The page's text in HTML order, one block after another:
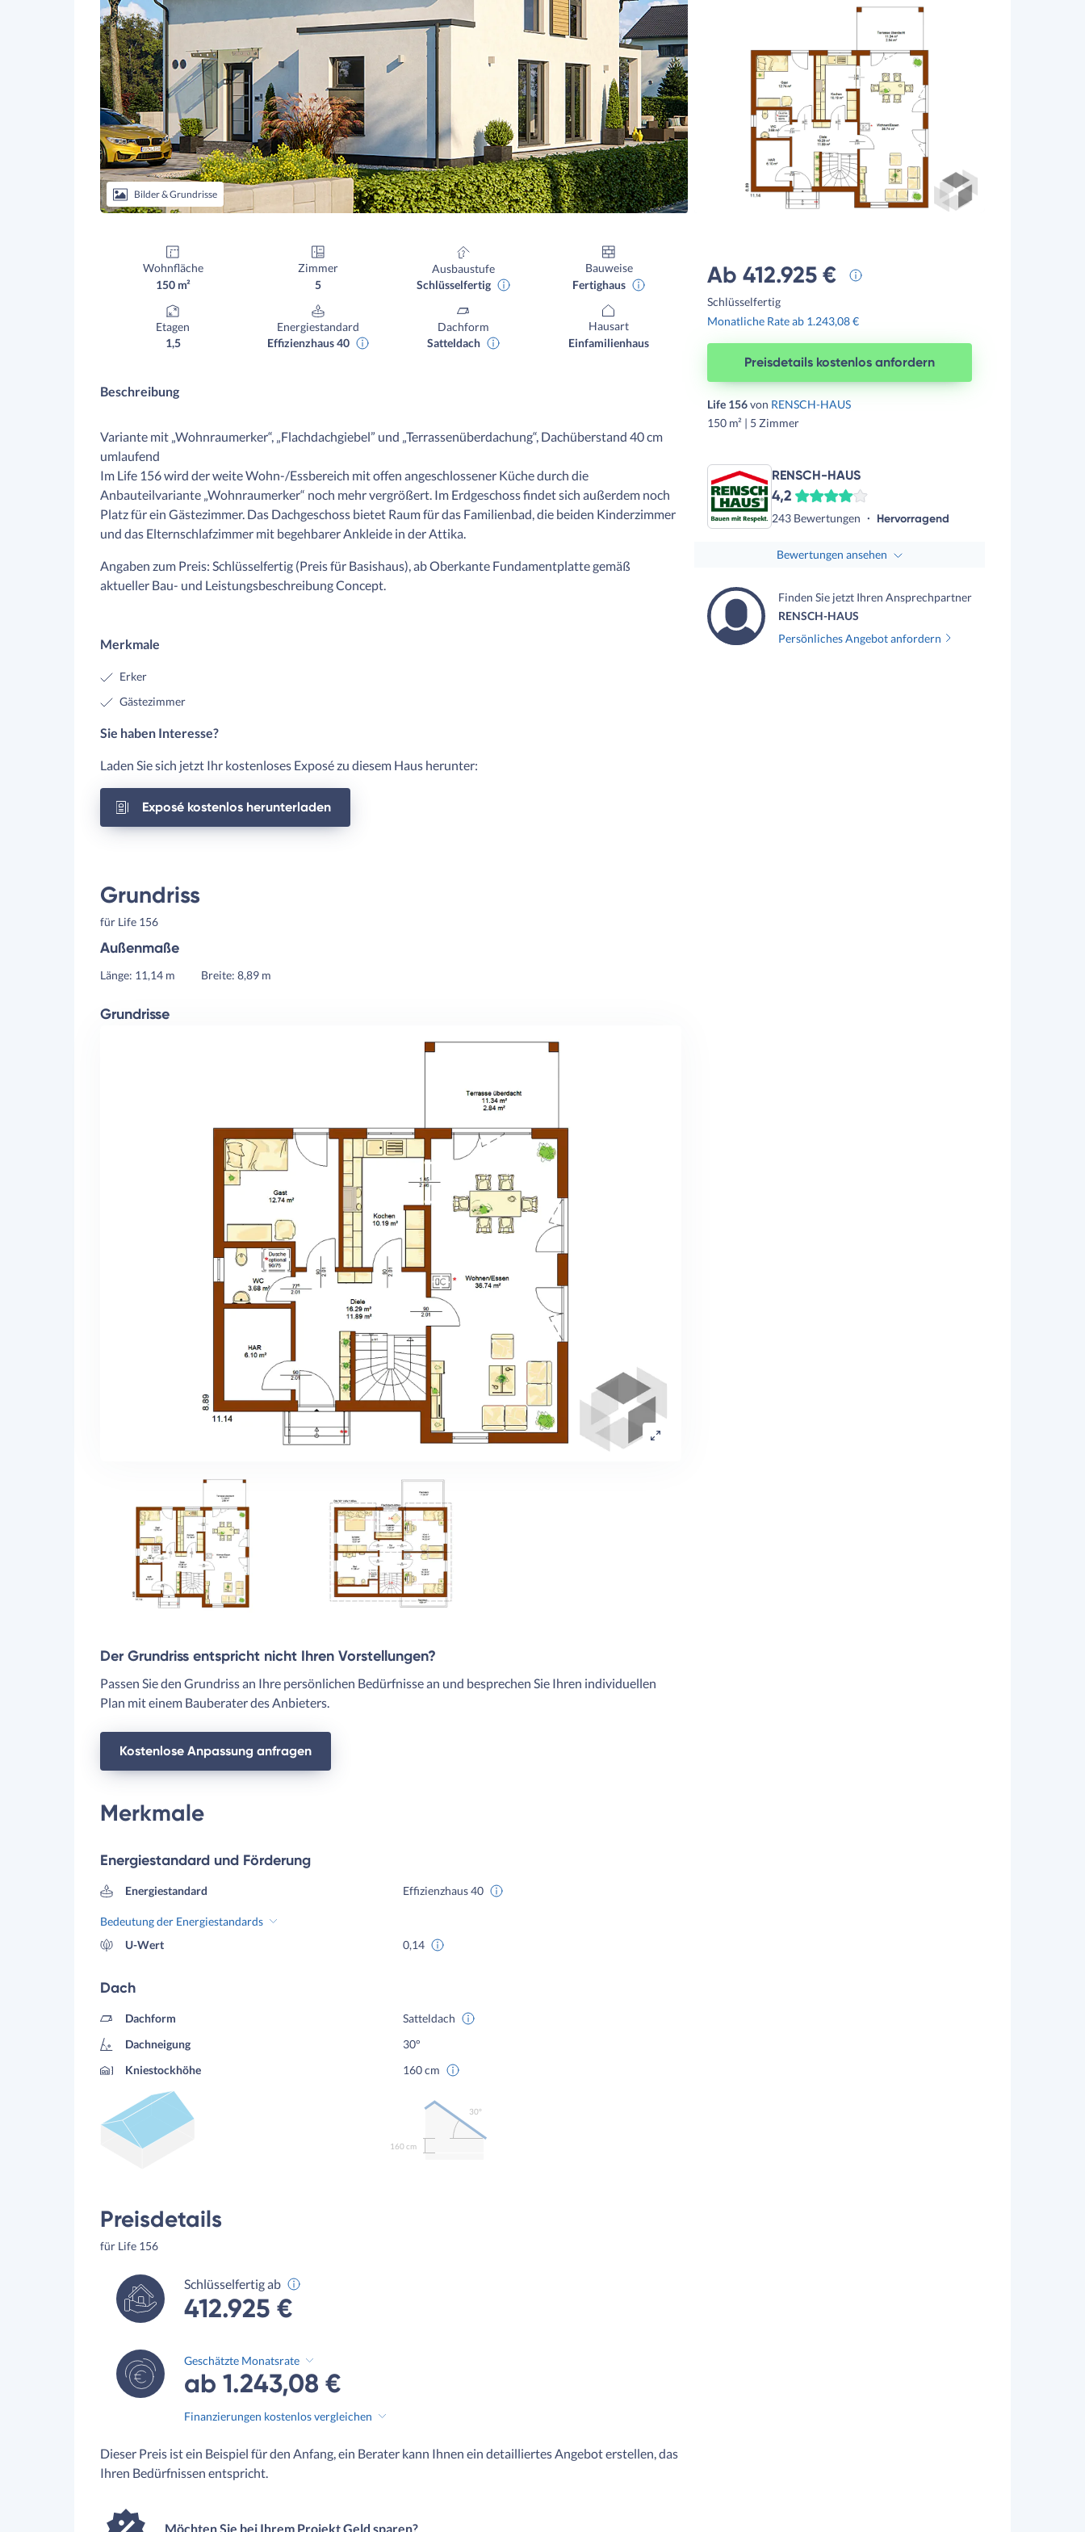
Bilder & Grundrisse
Wohnfläche
150 m²
Zimmer
5
Ausbaustufe
Schlüsselfertig
Bauweise
Fertighaus
Etagen
1,5
Energiestandard
Effizienzhaus 40
Dachform
Satteldach
Hausart
Einfamilienhaus
Beschreibung
Variante mit „Wohnraumerker“, „Flachdachgiebel” und „Terrassenüberdachung“, Dachüberstand 40 cm
umlaufend
Im Life 156 wird der weite Wohn-/Essbereich mit offen angeschlossener Küche durch die
Anbauteilvariante „Wohnraumerker“ noch mehr vergrößert. Im Erdgeschoss findet sich außerdem noch
Platz für ein Gästezimmer. Das Dachgeschoss bietet Raum für das Familienbad, die beiden Kinderzimmer
und das Elternschlafzimmer mit begehbarer Ankleide in der Attika.
Angaben zum Preis: Schlüsselfertig (Preis für Basishaus), ab Oberkante Fundamentplatte gemäß
aktueller Bau- und Leistungsbeschreibung Concept.
Merkmale
Erker
Gästezimmer
Sie haben Interesse?
Laden Sie sich jetzt Ihr kostenloses Exposé zu diesem Haus herunter:
Exposé kostenlos herunterladen
Grundriss
für Life 156
Außenmaße
Länge: 11,14 m Breite: 8,89 m
Grundrisse
Der Grundriss entspricht nicht Ihren Vorstellungen?
Passen Sie den Grundriss an Ihre persönlichen Bedürfnisse an und besprechen Sie Ihren individuellen
Plan mit einem Bauberater des Anbieters.
Kostenlose Anpassung anfragen
Merkmale
Energiestandard und Förderung
Energiestandard Effizienzhaus 40
Bedeutung der Energiestandards
U-Wert
0,14
Dach
Dachform
Satteldach
Dachneigung
30°
Kniestockhöhe
160 cm
160 cm
30º
Preisdetails
für Life 156
Schlüsselfertig ab
412.925 €
Geschätzte Monatsrate
ab 1.243,08 €
Finanzierungen kostenlos vergleichen
Dieser Preis ist ein Beispiel für den Anfang, ein Berater kann Ihnen ein detailliertes Angebot erstellen, das
Ihren Bedürfnissen entspricht.
Möchten Sie bei Ihrem Projekt Geld sparen?
Ab 412.925 €
Schlüsselfertig
Monatliche Rate ab 1.243,08 €
Preisdetails kostenlos anfordern
Life 156von RENSCH-HAUS
150 m² | 5 Zimmer
RENSCH-HAUS
4,2
243 Bewertungen Hervorragend
Bewertungen ansehen
Finden Sie jetzt Ihren Ansprechpartner
RENSCH-HAUS
Persönliches Angebot anfordern